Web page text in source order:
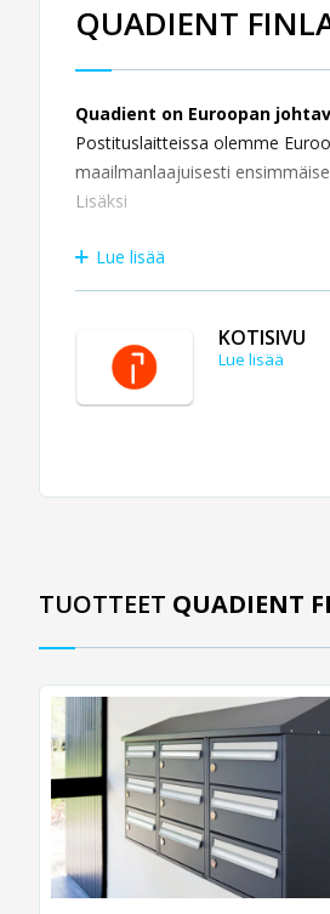
QUADIENT
Quadient on Euroopan
Postituslaitteissa olemme
maailmanlaajuisesti
Lisäksi
Lue lisää
KOTISIVU
Lue lisää
TUOTTEET QUADIENT